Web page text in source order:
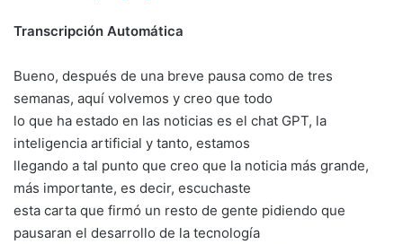
Transcripción Automática
Bueno, después de una breve pausa como de tres
semanas, aquí volvemos y creo que todo
lo que ha estado en las noticias es el chat GPT, la
inteligencia artificial y tanto, estamos
llegando a tal punto que creo que la noticia más grande,
más importante, es decir, escuchaste
esta carta que firmó un resto de gente pidiendo que
pausaran el desarrollo de la tecnología